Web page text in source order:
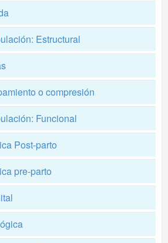
Estructural
o compresión
Funcional
Post-parto
pre-parto